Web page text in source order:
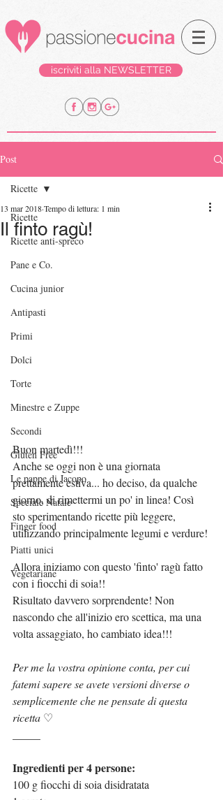
iscriviti alla NEWSLETTER
Post
Ricette
Ricette anti-spreco
Pane e Co.
Cucina junior
Antipasti
Primi
Dolci
Torte
Minestre e Zuppe
Secondi
Gluten Free
Le pappe di Jacopo
Speciale Natale
Finger food
Piatti unici
Vegetariane
Ricette
Il finto ragù!
13 mar 2018Tempo di lettura: 1 min
Buon martedì!!!
Anche se oggi non è una giornata
prettamente estiva... ho deciso, da qualche
giorno, di rimettermi un po' in linea! Così
sto sperimentando ricette più leggere,
utilizzando principalmente legumi e verdure!
Allora iniziamo con questo 'finto' ragù fatto
con i fiocchi di soia!!
Risultato davvero sorprendente! Non
nascondo che all'inizio ero scettica, ma una
volta assaggiato, ho cambiato idea!!!
Per me la vostra opinione conta, per cui
fatemi sapere se avete versioni diverse o
semplicemente che ne pensate di questa
ricetta ♡
Ingredienti per 4 persone:
100 g fiocchi di soia disidratata